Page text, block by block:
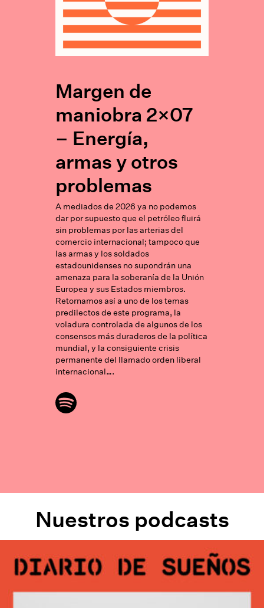
Margen de
maniobra 2×07
– Energía,
armas y otros
problemas
A mediados de 2026 ya no podemos
dar por supuesto que el petróleo fluirá
sin problemas por las arterias del
comercio internacional; tampoco que
las armas y los soldados
estadounidenses no supondrán una
amenaza para la soberanía de la Unión
Europea y sus Estados miembros.
Retornamos así a uno de los temas
predilectos de este programa, la
voladura controlada de algunos de los
consensos más duraderos de la política
mundial, y la consiguiente crisis
permanente del llamado orden liberal
internacional….
Nuestros podcasts